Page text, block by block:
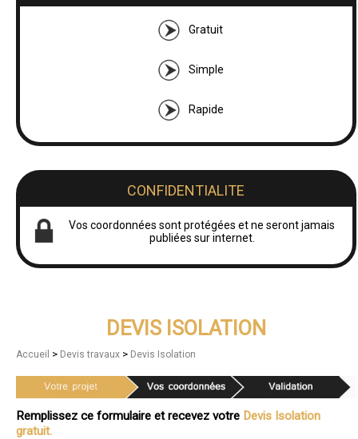
Gratuit
Simple
Rapide
CONFIDENTIALITE
Vos coordonnées sont protégées et ne seront jamais
publiées sur internet.
DEVIS ISOLATION
Accueil > Devis travaux > Devis Isolation
Remplissez ce formulaire et recevez votre Devis Isolation
gratuit.